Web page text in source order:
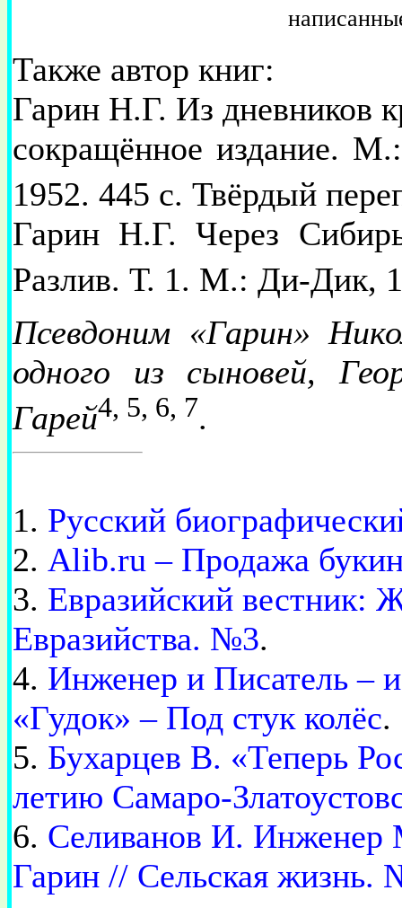
Также автор книг:
Гарин Н.Г. Из дневников
сокращённое издание.
1952. 445 с. Твёрдый
Гарин Н.Г. Через
Разлив. Т. 1. М.: Ди-Дик,
Псевдоним «Гарин»
одного из сыновей,
Гарей4, 5, 6, 7.
1. Русский
2. Alib.ru – Продажа
3. Евразийский вестник:
Евразийства. №3.
4. Инженер и Писатель –
«Гудок» – Под стук колёс.
5. Бухарцев В. «Теперь
летию Самаро-
6. Селиванов И. Инженер
Гарин // Сельская жизнь.